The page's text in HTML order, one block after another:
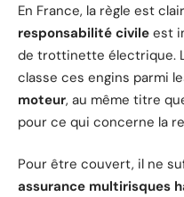
En France, la règle est
responsabilité civile est
de trottinette électrique.
classe ces engins parmi
moteur, au même titre
pour ce qui concerne la
Pour être couvert, il ne
assurance multirisques